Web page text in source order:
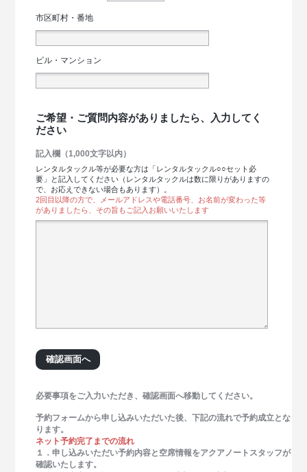
市区町村・番地
ビル・マンション
ご希望・ご質問内容がありましたら、入力してく
ださい
記入欄（1,000文字以内）
レンタルタックル等が必要な方は「レンタルタックル○○セット必
要」と記入してください（レンタルタックルは数に限りがありますの
で、お応えできない場合もあります）。
2回目以降の方で、メールアドレスや電話番号、お名前が変わった等
がありましたら、その旨もご記入お願いいたします
必要事項をご入力いただき、確認画面へ移動してください。
予約フォームから申し込みいただいた後、下記の流れで予約成立とな
ります。
ネット予約完了までの流れ
１．申し込みいただい予約内容と空席情報をアクアノートスタッフが
確認いたします。